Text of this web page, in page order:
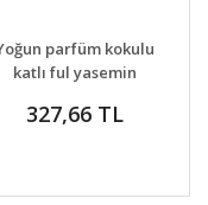
parfüm kokulu
katlı ful yasemin
327,66 TL